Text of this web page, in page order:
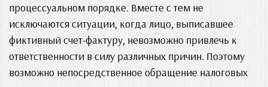
процессуальном порядке. Вместе с тем не
исключаются ситуации, когда лицо, выписавшее
фиктивный счет-фактуру, невозможно привлечь к
ответственности в силу различных причин. Поэтому
возможно непосредственное обращение налоговых